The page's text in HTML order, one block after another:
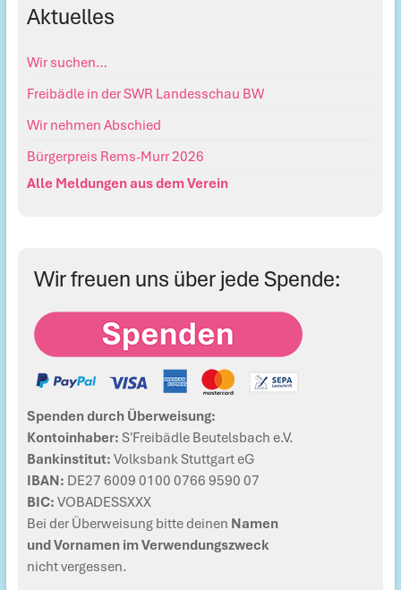
Aktuelles
Wir suchen…
Freibädle in der SWR Landesschau BW
Wir nehmen Abschied
Bürgerpreis Rems-Murr 2026
Alle Meldungen aus dem Verein
Wir freuen uns über jede Spende:
Spenden durch Überweisung:
Kontoinhaber: S'Freibädle Beutelsbach e.V.
Bankinstitut: Volksbank Stuttgart eG
IBAN: DE27 6009 0100 0766 9590 07
BIC:VOBADESSXXX
Bei der Überweisung bitte deinen Namen
und Vornamen im Verwendungszweck
nicht vergessen.